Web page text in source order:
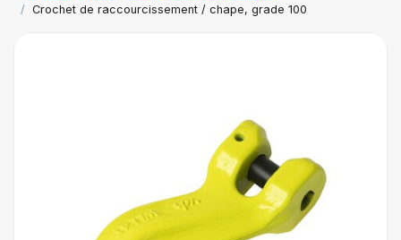
Crochet de raccourcissement / chape, grade 100